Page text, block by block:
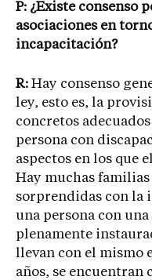
P: ¿Existe consenso
asociaciones en
incapacitación?
R: Hay consenso
ley, esto es, la
concretos
persona con
aspectos en los que
Hay muchas
sorprendidas con la
una persona con
plenamente
llevan con el mismo
años, se encuentran